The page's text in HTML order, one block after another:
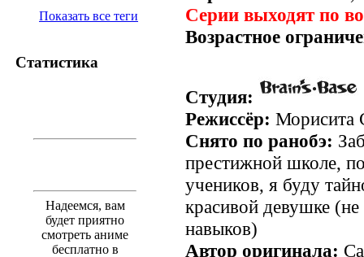
Показать все теги
Статистика
Надеемся, вам
будет приятно
смотреть аниме
бесплатно в
Серии выходят по
Возрастное
Студия:
Режиссёр: Морисита
Снято по ранобэ:
престижной школе,
учеников, я буду
красивой девушке
навыков)
Автор оригинала: